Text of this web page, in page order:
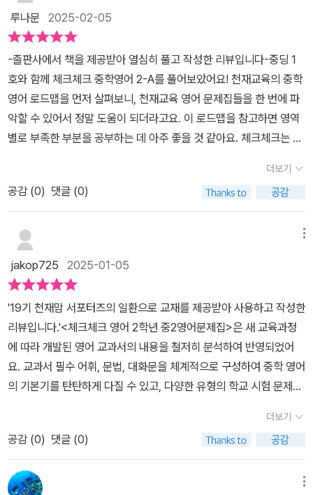
봅니다.문법 강화 훈련인 직독직해 문제를 풀어 보아요.아이와 함께
천천히 문장을 읽어 보고 해석을 해보았어요. 문제를 풀어 보면서 문
법을 확실하게 익혀 볼 수 있었답니다.내신 대비를 위한 문법 실전 문
제도 풀어 보아요.다양한 유형의 문제를 풀면서 문법 실전 훈련에 돌
입~시험단골문제와 잘 틀리는 유형 문제 등 표시가 되어 있으니 문제
풀 때 참고하면 좋을 것 같아요.교과서를 기반으로 하고 있는 종합서
인 체크체크 영어 문제집 꾸준히 풀어 보면서 공부한다면 학교 내신
들을 풀어 볼 수 도 있답니다.리뷰테스트를 끝으로 한 개의 Lesson
이 마무리가 되는데요.필수 어휘 익히기를 시작으로 문법 기초 훈련,
문법 강화 훈련, 문법 실전 훈련, 대화문 익히기, 대화문 실전 훈련까
지 단계별로 차근차근 공부하다 보면 중2영어 교과서 완전 정복 어렵
지 않을 것 같아요.학교 영어 공부에 대한 자신감도 쑥쑥 자라나겠죠.
체크체크 영어 메인북의 뒷쪽에 보면 워크북 부분이 있어요.주요 어
휘와 문법 그리고 필수 의사소통 표현에 대한 학습을 보충해 줄 수 있
으니 이 부분도 꼭꼭 활용해야겠어요.따로 분리가 되는 체그체크 영
어 실전 듣기 모의고사도 만나 볼 수 있는데요.실전처럼 영어 듣기 평
가를 할 수 있는 모의고사가 8회 제공되고 있어요.매년 시행하고 있
는 영어듣기능력평가에 대비할 수 있겠죠.받아쓰기 훈련을 통해 직청
직해 실력을 기를 수 있으니 영어듣기능력평가 대비를 위한 교재 꼭
를 위한 겨울방학 교재로 활용하고 있는 중2영어문제집 체크체크 영
어~중학 영어 기본기를 닦기에 좋은 구성이라 학년 올라가기 전에 활
용하면 좋을 교재로 추천하고 싶네요.#천재교육 #체크체크영어 #교
재협찬 #중학영어 #중학영어문제집 #중2영어문제집 #홈스쿨링 #
다질 수 있게 구성되었어요.주요 대화문과 추가 표현 제시까지 큐알
코드로 음원 확인해서 들을 수 있어조금 더 확장해서 영어공부가 되
더라구요.또 바로 문제를 풀어서 확인하다보니 제대로 이해했는지 확
인할 수 있구요.중2영어문제집 체크체크 영어는 메인북과 워크북으
로 나눠져 있는데메인북으로는 교과서 완벽 분석을 위한 핵심 개념과
필수 문제를 풀어보았다면워크북으로는 보충 및 심화학습을 할 수 있
게 도와주고 있어요.받아쓰기 훈련을 통해 정확하게 듣고 빠르게 이
해하는 능력을 기를 수 있는실전 듣기 모의고사 6회와 Dictation 활
동, 기출 2회를 구성하여시, 도 교육청 영어듣기능력평가도 완벽히
대비할 수 있다보니,첫 영어시험에서의 듣기평가도 잘 할 수 있겠죠?
루나문 2025-02-05
-출판사에서 책을 제공받아 열심히 풀고 작성한 리뷰입니다-중딩 1
호와 함께 체크체크 중학영어 2-A를 풀어보았어요! 천재교육의 중학
영어 로드맵을 먼저 살펴보니, 천재교육 영어 문제집들을 한 번에 파
악할 수 있어서 정말 도움이 되더라고요. 이 로드맵을 참고하면 영역
별로 부족한 부분을 공부하는 데 아주 좋을 것 같아요. 체크체크는 종
해드릴게요. 우리 1호가 관계대명사를 어려워해서 5단원부터 풀기
시작했어요. 관계대명사는 접속사와 대명사의 역할을 하며 두 문장을
연결한다고 정의부터 알려줍니다. 여기서는 주격, 목적격, 소유격 관
계대명사와 관계대명사 WHAT의 용법을 배웁니다.먼저 교과서 어휘
요. 교과서 문법 부분은 차근차근 정리되어 있어 바로 옆에서 확인할
수 있게 되어 있더라고요. 문법으로 문장 쓰기와 직독직해까지 공부
할 수 있어서 서술형 문제에도 대비할 수 있었습니다. 그리고 독해문
제도 포함되어 있어서 문법을 통해 리딩까지 잡을 수 있었어요.약 35
문제 정도의 내신 대비 문법 실전 문제를 풀어보았는데, 잘 틀리는 유
형, 시험 단골 문제, 고득점을 위한 서술형 문제가 표시되어 있어 공부
가 더 잘 되었습니다. 여기서 끝이 아니에요. 교과서 대화문이 포함되
어 있어 회화까지 챙길 수 있습니다. 정말 체크체크 영어는 놀라울 정
도로 알차게 구성되어 있더라고요.마지막으로 리뷰 테스트까지! 어
꼭 한번 살펴보세요!
더보기
공감 (0) 댓글 (0)
jakop725 2025-01-05
'19기 천재맘 서포터즈의 일환으로 교재를 제공받아 사용하고 작성한
리뷰입니다.'<체크체크 영어 2학년 중2영어문제집>은 새 교육과정
에 따라 개발된 영어 교과서의 내용을 철저히 분석하여 반영되었어
요. 교과서 필수 어휘, 문법, 대화문을 체계적으로 구성하여 중학 영어
의 기본기를 탄탄하게 다질 수 있고, 다양한 유형의 학교 시험 문제와
사 8회 + Dictation 활동을 구성하여 시도 교육청 영어듣기능력평
가도 완벽히 대비할 수 있구요. 교과서 어휘와 대화문, 듣기 모의고사
의 음원 파일은 QR코드로 쉽고 빠르게 확인할 수 있네요.울중딩이
방학기간동안 문법을 다져두어야 할 것 같아서 체크체크 영어문제집
더보기
공감 (0) 댓글 (0)